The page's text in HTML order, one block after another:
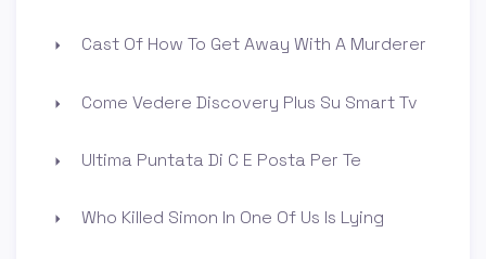
Cast Of How To Get Away With A Murderer
Come Vedere Discovery Plus Su Smart Tv
Ultima Puntata Di C E Posta Per Te
Who Killed Simon In One Of Us Is Lying